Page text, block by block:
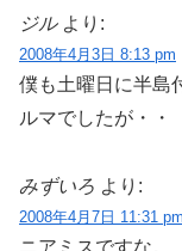
ジル より:
2008年4月3日 8:13 pm
僕も土曜日に半島
ルマでしたが・・
みずいろ より:
2008年4月7日 11:31 pm